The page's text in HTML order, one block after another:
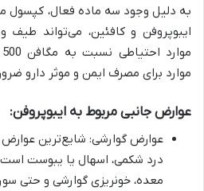
به دلیل وجود سه ماده فعال، کپسول
ایبوپروفن و کافئین، می‌تواند
موارد برای مصرف ایمن و موثر دارو
عوارض جانبی مربوط به ایبوپروفن:
عوارض گوارشی: شایع‌ترین
درد شکمی، اسهال یا یبوست
معده، خونریزی گوارشی و حتی